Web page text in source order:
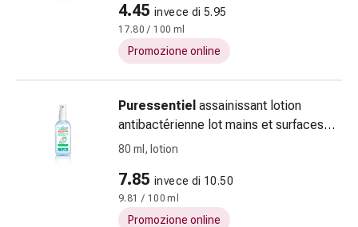
tosse
Influenza
Tosse
Inalatori
4.45 invece di 5.95
17.80 / 100 ml
Promozione online
Puressentiel assainissant lotion
antibactérienne lot mains et surfaces
spr 80 ml
80 ml, lotion
7.85 invece di 10.50
9.81 / 100 ml
Promozione online